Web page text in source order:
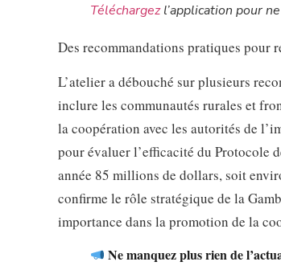
Téléchargezl’application pour
Des recommandations pratiques pour
L’atelier a débouché sur plusieurs
inclure les communautés rurales et
la coopération avec les autorités de
pour évaluer l’efficacité du Protocole
année 85 millions de dollars, soit
confirme le rôle stratégique de la
importance dans la promotion de la
Ne manquez plus rien de